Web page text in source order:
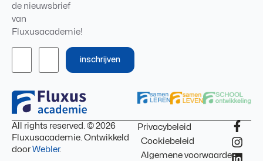
de nieuwsbrief
van
Fluxusacademie!
inschrijven
All rights reserved. © 2026
Fluxusacademie. Ontwikkeld
doorWebler.
Privacybeleid
Cookiebeleid
Algemene voorwaarden